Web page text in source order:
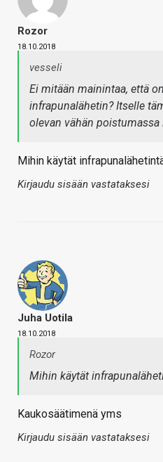
Rozor
18.10.2018
vesseli
Ei mitään mainintaa, että
infrapunalähetin? Itselle
olevan vähän poistumassa
Mihin käytät
Kirjaudu sisään vastataksesi
Juha Uotila
18.10.2018
Rozor
Mihin käytät
Kaukosäätimenä yms
Kirjaudu sisään vastataksesi